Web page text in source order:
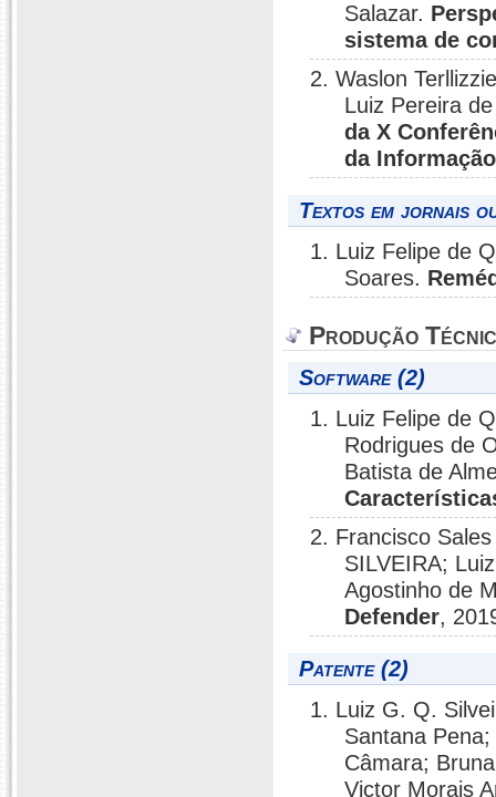
Salazar.
sistema de
2. Waslon
Luiz Pereira
da X
da
Textos em jornais
1. Luiz Felipe de
Soares.
Produção
Software (2)
1. Luiz Felipe de
Rodrigues de
Batista de
2. Francisco
SILVEIRA;
Agostinho de
Defender,
Patente (2)
1. Luiz G. Q.
Santana
Câmara;
Victor Morais